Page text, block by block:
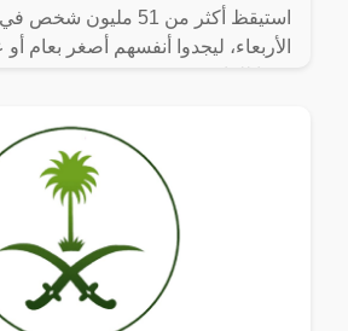
استيقظ أكثر من 51 مليون
الأربعاء، ليجدوا أنفسهم أصغر بعام